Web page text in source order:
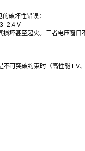
破坏性错误：
V
坏甚至起火。三者电压窗口
可突破约束时（高性能 EV